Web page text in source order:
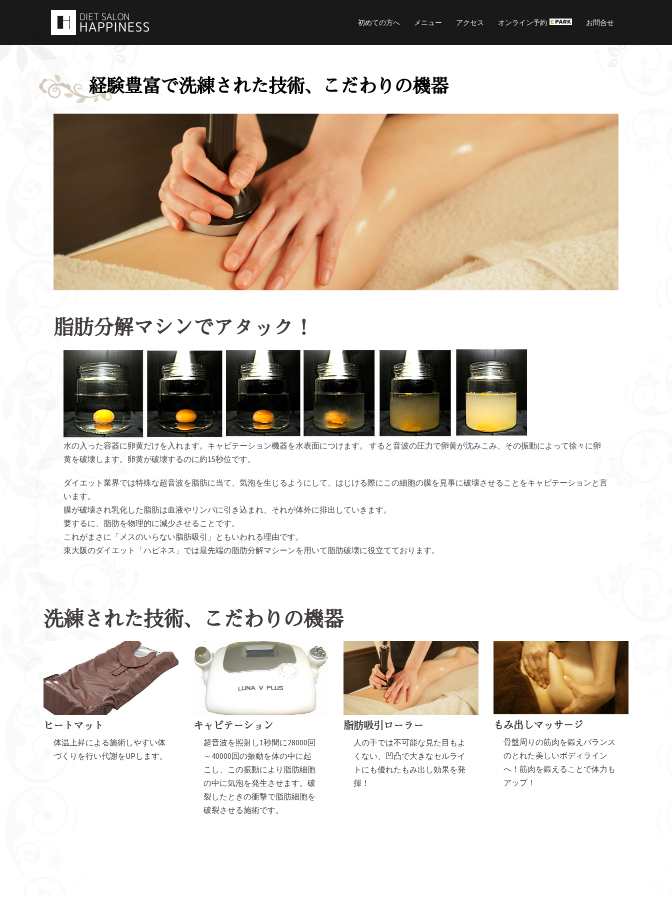
ン
初めての方へ メニュー アクセス オンライン予約 お問合せ
経験豊富で洗練された技術、こだわりの機器
脂肪分解マシンでアタック！
水の入った容器に卵黄だけを入れます。キャビテーション機器を水表面につけます。 すると音波の圧力で卵黄が沈みこみ、その振動によって徐々に卵
黄を破壊します。卵黄が破壊するのに約15秒位です。
ダイエット業界では特殊な超音波を脂肪に当て、気泡を生じるようにして、はじける際にこの細胞の膜を見事に破壊させることをキャビテーションと言
います。
膜が破壊され乳化した脂肪は血液やリンパに引き込まれ、それが体外に排出していきます。
要するに、脂肪を物理的に減少させることです。
これがまさに「メスのいらない脂肪吸引」ともいわれる理由です。
東大阪のダイエット「ハピネス」では最先端の脂肪分解マシーンを用いて脂肪破壊に役立てております。
洗練された技術、こだわりの機器
ヒートマット
体温上昇による施術しやすい体
づくりを行い代謝をUPします。
キャビテーション
超音波を照射し1秒間に28000回
～40000回の振動を体の中に起
こし、この振動により脂肪細胞
の中に気泡を発生させます。破
裂したときの衝撃で脂肪細胞を
破裂させる施術です。
脂肪吸引ローラー
人の手では不可能な見た目もよ
くない、凹凸で大きなセルライ
トにも優れたもみ出し効果を発
揮！
もみ出しマッサージ
骨盤周りの筋肉を鍛えバランス
のとれた美しいボディライン
へ！筋肉を鍛えることで体力も
アップ！